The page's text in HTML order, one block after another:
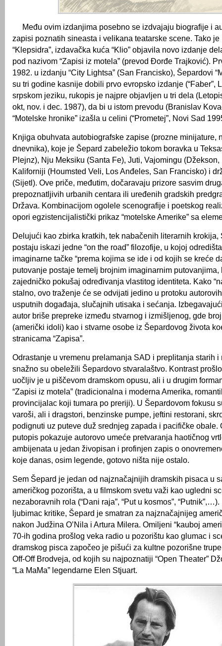
Među ovim izdanjima posebno se izdvajaju biografije i
zapisi poznatih sineasta i velikana teatarske scene. Tako
“Klepsidra”, izdavačka kuća “Klio” objavila novo izdanje
pod nazivom “Zapisi iz motela” (prevod Đorđe Trajković).
1982. u izdanju “City Lightsa” (San Francisko), Šepardovi
su tri godine kasnije dobili prvo evropsko izdanje (“Faber”,
srpskom jeziku, rukopis je najpre objavljen u tri dela
okt, nov. i dec. 1987), da bi u istom prevodu (Branislav
“Motelske hronike” izašla u celini (“Prometej”, Novi Sad
Knjiga obuhvata autobiografske zapise (prozne minijature,
dnevnika), koje je Šepard zabeležio tokom boravka u
Plejnz), Nju Meksiku (Santa Fe), Juti, Vajomingu
Kaliforniji (Houmsted Veli, Los Anđeles, San Francisko) i
(Sijetl). Ove priče, međutim, dočaravaju prizore sasvim
prepoznatljivih urbanih centara ili uređenih gradskih
Država. Kombinacijom ogolele scenografije i poetskog
opori egzistencijalistički prikaz “motelske Amerike” sa
Delujući kao zbirka kratkih, tek nabačenih literarnih krokija,
postaju iskazi jedne “on the road” filozofije, u kojoj
imaginarne tačke “prema kojima se ide i od kojih se kreće
putovanje postaje temelj brojnim imaginarnim putovanjima,
zajedničko pokušaj određivanja vlastitog identiteta. Kako
stalno, ovo traženje će se odvijati jedino u protoku
usputnih događaja, slučajnih utisaka i sećanja.
autor briše prepreke između stvarnog i izmišljenog, gde
(američki idoli) kao i stvarne osobe iz Šepardovog života
stranicama “Zapisa”.
Odrastanje u vremenu prelamanja SAD i preplitanja starih i
snažno su obeležili Šepardovo stvaralaštvo. Kontrast
uočljiv je u piščevom dramskom opusu, ali i u drugim
“Zapisi iz motela” (tradicionalna i moderna Amerika,
provincijalac koji tumara po preriji). U Šepardovom fokusu
varoši, ali i dragstori, benzinske pumpe, jeftini restorani,
podignuti uz puteve duž srednjeg zapada i pacifičke obale.
putopis pokazuje autorovo umeće pretvaranja haotičnog
ambijenata u jedan živopisan i profinjen zapis o
koje danas, osim legende, gotovo ništa nije ostalo.
Sem Šepard je jedan od najznačajnijih dramskih pisaca u
američkog pozorišta, a u filmskom svetu važi kao ugledni
nezaboravnih rola (“Dani raja”, “Put u kosmos”,
ljubimac kritike, Šepard je smatran za najznačajnijeg
nakon Judžina O’Nila i Artura Milera. Omiljeni “kauboj
70-ih godina prošlog veka radio u pozorištu kao glumac i
dramskog pisca započeo je pišući za kultne pozorišne
Off-Off Brodveja, od kojih su najpoznatiji “Open Theater”
“La MaMa” legendarne Elen Stjuart.